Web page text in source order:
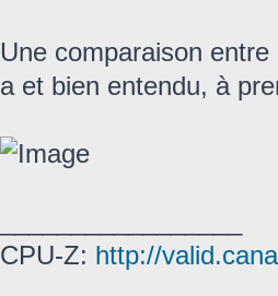
Une comparaison
a et bien entendu, à
CPU-Z: http://